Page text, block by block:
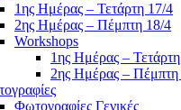
1ης Ημέρας – Τετάρτη 17/4
2ης Ημέρας – Πέμπτη 18/4
Workshops
1ης Ημέρας –
2ης Ημέρας –
Φωτογραφίες Γενικές